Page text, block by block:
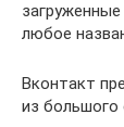
любое
Вконтакт
из большого